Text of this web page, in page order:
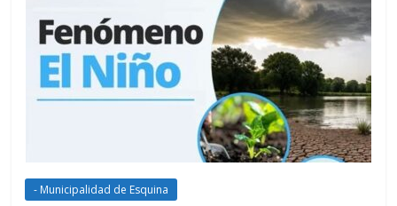
- Municipalidad de Esquina